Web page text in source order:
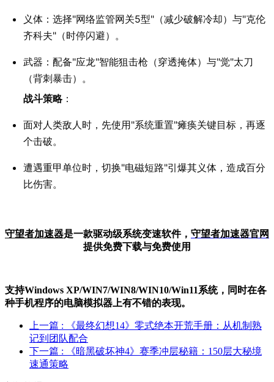
义体：选择"网络监管网关5型"（减少破解冷却）与"克伦
齐科夫"（时停闪避）。
武器：配备"应龙"智能狙击枪（穿透掩体）与"觉"太刀
（背刺暴击）。
战斗策略：
面对人类敌人时，先使用"系统重置"瘫痪关键目标，再逐
个击破。
遭遇重甲单位时，切换"电磁短路"引爆其义体，造成百分
比伤害。
守望者加速器是一款驱动级系统变速软件， 守望者加速器官网
提供免费下载与免费使用
支持Windows XP/WIN7/WIN8/WIN10/Win11系统，同时在各
种手机程序的电脑模拟器上有不错的表现。
上一篇 : 《最终幻想14》零式绝本开荒手册：从机制熟
记到团队配合
下一篇 : 《暗黑破坏神4》赛季冲层秘籍：150层大秘境
速通策略